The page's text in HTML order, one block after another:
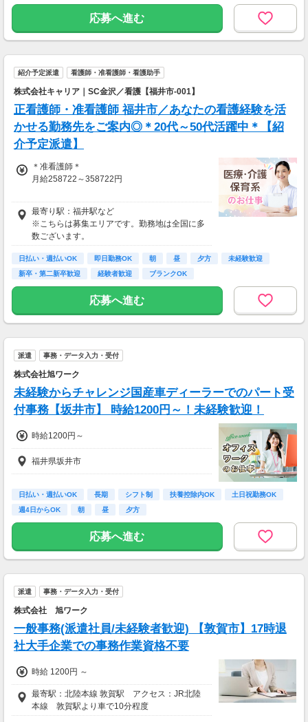
ボーナス・昇給あり
応募へ進む
紹介予定派遣 看護師・准看護師・看護助手
株式会社キャリア｜SC金沢／看護【福井市-001】
正看護師・准看護師 福井市／あなたの看護経験を活
かせる勤務先をご案内◎＊20代～50代活躍中＊【紹
介予定派遣】
＊准看護師＊
月給258722～358722円
＊正看護師＊
月給272338～372338円
最寄り駅：福井駅など
※こちらは募集エリアです。勤務地は全国に多
数ございます。
日払い・週払いOK 即日勤務OK 朝 昼 夕方
未経験歓迎
新卒・第二新卒歓迎
経験者歓迎 ブランクOK
応募へ進む
派遣 事務・データ入力・受付
株式会社旭ワーク
未経験からチャレンジ国産車ディーラーでのパート受
付事務【坂井市】 時給1200円～！未経験歓迎！
時給1200円～
福井県坂井市
日払い・週払いOK 長期 シフト制 扶養控除内OK
土日祝勤務OK
週4日からOK
朝 昼 夕方
応募へ進む
派遣 事務・データ入力・受付
株式会社 旭ワーク
一般事務(派遣社員/未経験者歓迎) 【敦賀市】17時退
社大手企業での事務作業資格不要
時給 1200円 ～
最寄駅：北陸本線 敦賀駅 アクセス：JR北陸
本線 敦賀駅より車で10分程度